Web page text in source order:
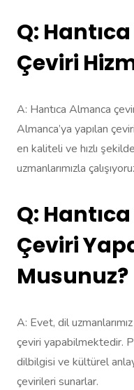
Q:
Çeviri
A: Hantıca Almanca
Almanca’ya yapılan
en kaliteli ve hızlı
uzmanlarımızla
Q:
Çeviri
Musunuz?
A: Evet, dil
çeviri yapabilmektedir.
dilbilgisi ve kültürel
çevirileri sunarlar.